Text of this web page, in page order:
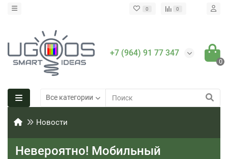
0 0
+7 (964) 91 77 347
0
Все категории
Новости
Невероятно! Мобильный